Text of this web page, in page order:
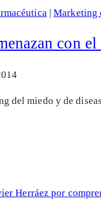
|Marketing
con
del miedo y de